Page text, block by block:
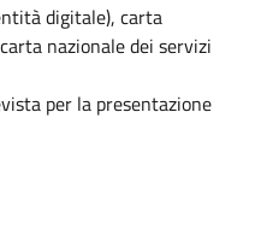
digitale), carta
nazionale dei servizi
per la presentazione